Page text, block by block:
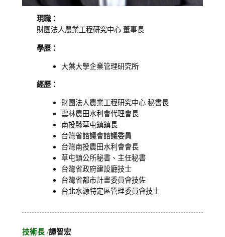
現職：
財團法人農業工程研究中心 董事長
學歷：
大葉大學企業管理研究所
經歷：
財團法人農業工程研究中心 秘書長
雲林農田水利會代理會長
南投縣草屯鎮鎮長
台灣省諮議會諮議委員
台灣南投農田水利會會長
草屯鎮公所秘書、主任秘書
台灣省政府建設廳技士
台灣省都市計畫委員會技佐
台北水源特定區管理委員會技士
技術長/譚智宏